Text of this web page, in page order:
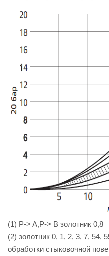
(1) P-> A,P-> B золотник 0,8
(2) золотник 0, 1, 2, 3, 7, 54,
обработки стыковочной